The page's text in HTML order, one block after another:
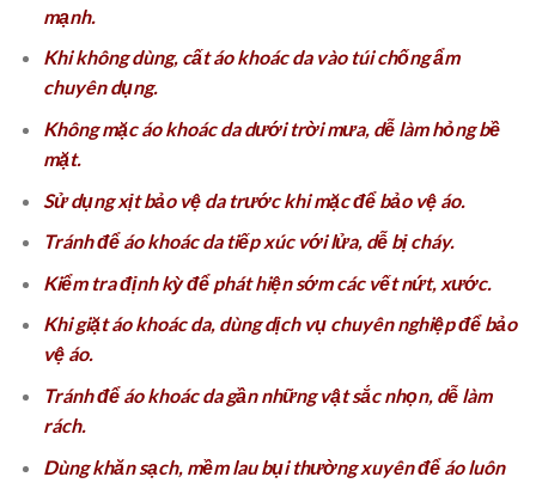
mạnh.
Khi không dùng, cất áo khoác da vào túi chống ẩm
chuyên dụng.
Không mặc áo khoác da dưới trời mưa, dễ làm hỏng bề
mặt.
Sử dụng xịt bảo vệ da trước khi mặc để bảo vệ áo.
Tránh để áo khoác da tiếp xúc với lửa, dễ bị cháy.
Kiểm tra định kỳ để phát hiện sớm các vết nứt, xước.
Khi giặt áo khoác da, dùng dịch vụ chuyên nghiệp để bảo
vệ áo.
Tránh để áo khoác da gần những vật sắc nhọn, dễ làm
rách.
Dùng khăn sạch, mềm lau bụi thường xuyên để áo luôn